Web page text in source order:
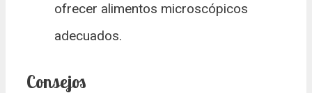
ofrecer alimentos microscópicos
adecuados.
Consejos